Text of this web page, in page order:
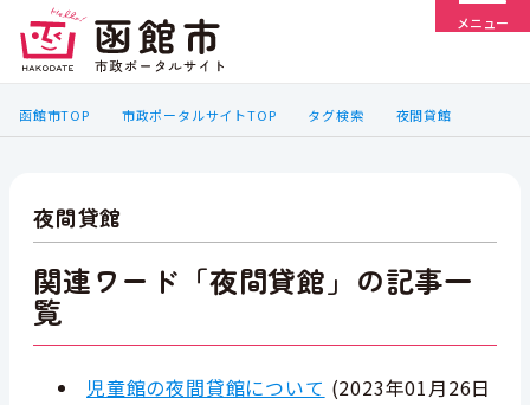
メニュー
函館市TOP 市政ポータルサイトTOP タグ検索 夜間貸館
夜間貸館
関連ワード「夜間貸館」の記事一
覧
児童館の夜間貸館について (2023年01月26日